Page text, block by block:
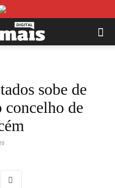
sobe de
concelho de